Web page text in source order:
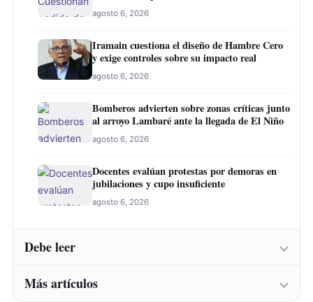
agosto 6, 2026
Iramain cuestiona el diseño de Hambre Cero
y exige controles sobre su impacto real
agosto 6, 2026
Bomberos advierten sobre zonas críticas junto
al arroyo Lambaré ante la llegada de El Niño
agosto 6, 2026
Docentes evalúan protestas por demoras en
jubilaciones y cupo insuficiente
agosto 6, 2026
Debe leer
Senador alerta sobre contaminación en Paso
Más artículos